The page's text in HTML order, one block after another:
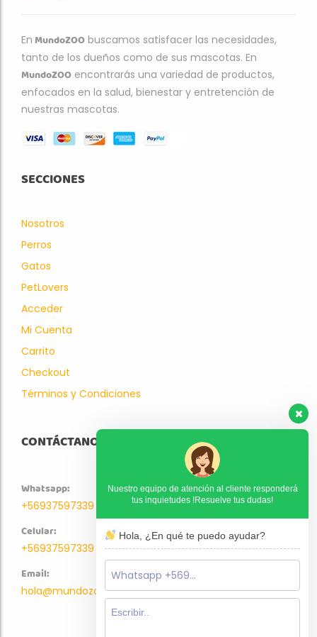
En MundoZOO buscamos satisfacer las necesidades,
tanto de los dueños como de sus mascotas. En
MundoZOO encontrarás una variedad de productos,
enfocados en la salud, bienestar y entretención de
nuestras mascotas.
SECCIONES
Nosotros
Perros
Gatos
PetLovers
Acceder
Mi Cuenta
Carrito
Checkout
Términos y Condiciones
CONTÁCTANOS
Whatsapp:
+56937597339
Celular:
+56937597339
Email:
hola@mundozoo.cl
Nuestro equipo de atención al cliente responderá
tus inquietudes !Resuelve tus dudas!
Hola, ¿En qué te puedo ayudar?